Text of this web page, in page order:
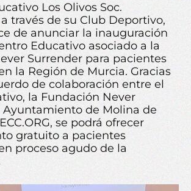
Los Olivos Soc.
través de su Club Deportivo,
de anunciar la inauguración
Educativo asociado a la
Surrender para pacientes
la Región de Murcia. Gracias
de colaboración entre el
la Fundación Never
Ayuntamiento de Molina de
se podrá ofrecer
gratuito a pacientes
proceso agudo de la